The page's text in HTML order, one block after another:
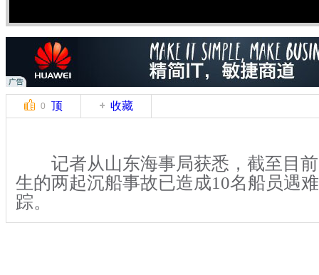
0 顶 收藏
记者从山东海事局获悉，截至目前
生的两起沉船事故已造成10名船员遇
踪。